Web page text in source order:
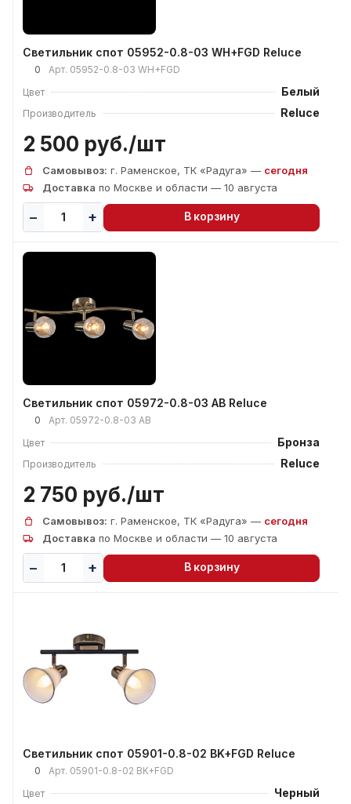
Светильник спот 05952-0.8-03 WH+FGD Reluce
0 Арт. 05952-0.8-03 WH+FGD
Цвет
Белый
Производитель Reluce
2 500 руб./шт
Самовывоз: г. Раменское, ТК «Радуга» — сегодня
Доставка по Москве и области — 10 августа
В корзину
Светильник спот 05972-0.8-03 AB Reluce
0 Арт. 05972-0.8-03 AB
Цвет
Бронза
Производитель Reluce
2 750 руб./шт
Самовывоз: г. Раменское, ТК «Радуга» — сегодня
Доставка по Москве и области — 10 августа
В корзину
Светильник спот 05901-0.8-02 BK+FGD Reluce
0 Арт. 05901-0.8-02 BK+FGD
Цвет
Черный